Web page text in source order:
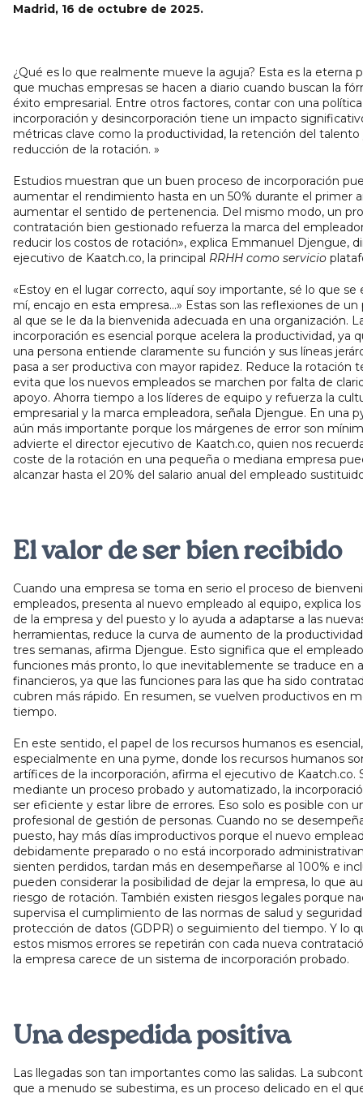
Madrid, 16 de octubre de 2025.
¿Qué es lo que realmente mueve la aguja? Esta es la eterna
que muchas empresas se hacen a diario cuando buscan la
éxito empresarial. Entre otros factores, contar con una
incorporación y desincorporación tiene un impacto
métricas clave como la productividad, la retención del talento
reducción de la rotación. »
Estudios muestran que un buen proceso de incorporación
aumentar el rendimiento hasta en un 50% durante el primer
aumentar el sentido de pertenencia. Del mismo modo, un
contratación bien gestionado refuerza la marca del
reducir los costos de rotación», explica Emmanuel Djengue,
ejecutivo de Kaatch.co, la principal RRHH como servicio
«Estoy en el lugar correcto, aquí soy importante, sé lo que se
mí, encajo en esta empresa...» Estas son las reflexiones de un
al que se le da la bienvenida adecuada en una organización.
incorporación es esencial porque acelera la productividad, ya
una persona entiende claramente su función y sus líneas
pasa a ser productiva con mayor rapidez. Reduce la rotación
evita que los nuevos empleados se marchen por falta de
apoyo. Ahorra tiempo a los líderes de equipo y refuerza la
empresarial y la marca empleadora, señala Djengue. En una
aún más importante porque los márgenes de error son
advierte el director ejecutivo de Kaatch.co, quien nos
coste de la rotación en una pequeña o mediana empresa
alcanzar hasta el 20% del salario anual del empleado
El valor de ser bien recibido
Cuando una empresa se toma en serio el proceso de
empleados, presenta al nuevo empleado al equipo, explica
de la empresa y del puesto y lo ayuda a adaptarse a las
herramientas, reduce la curva de aumento de la
tres semanas, afirma Djengue. Esto significa que el
funciones más pronto, lo que inevitablemente se traduce en
financieros, ya que las funciones para las que ha sido
cubren más rápido. En resumen, se vuelven productivos en
tiempo.
En este sentido, el papel de los recursos humanos es esencial,
especialmente en una pyme, donde los recursos humanos
artífices de la incorporación, afirma el ejecutivo de Kaatch.co.
mediante un proceso probado y automatizado, la
ser eficiente y estar libre de errores. Eso solo es posible con
profesional de gestión de personas. Cuando no se
puesto, hay más días improductivos porque el nuevo
debidamente preparado o no está incorporado
sienten perdidos, tardan más en desempeñarse al 100% e
pueden considerar la posibilidad de dejar la empresa, lo que
riesgo de rotación. También existen riesgos legales porque
supervisa el cumplimiento de las normas de salud y
protección de datos (GDPR) o seguimiento del tiempo. Y lo
estos mismos errores se repetirán con cada nueva
la empresa carece de un sistema de incorporación probado.
Una despedida positiva
Las llegadas son tan importantes como las salidas. La
que a menudo se subestima, es un proceso delicado en el